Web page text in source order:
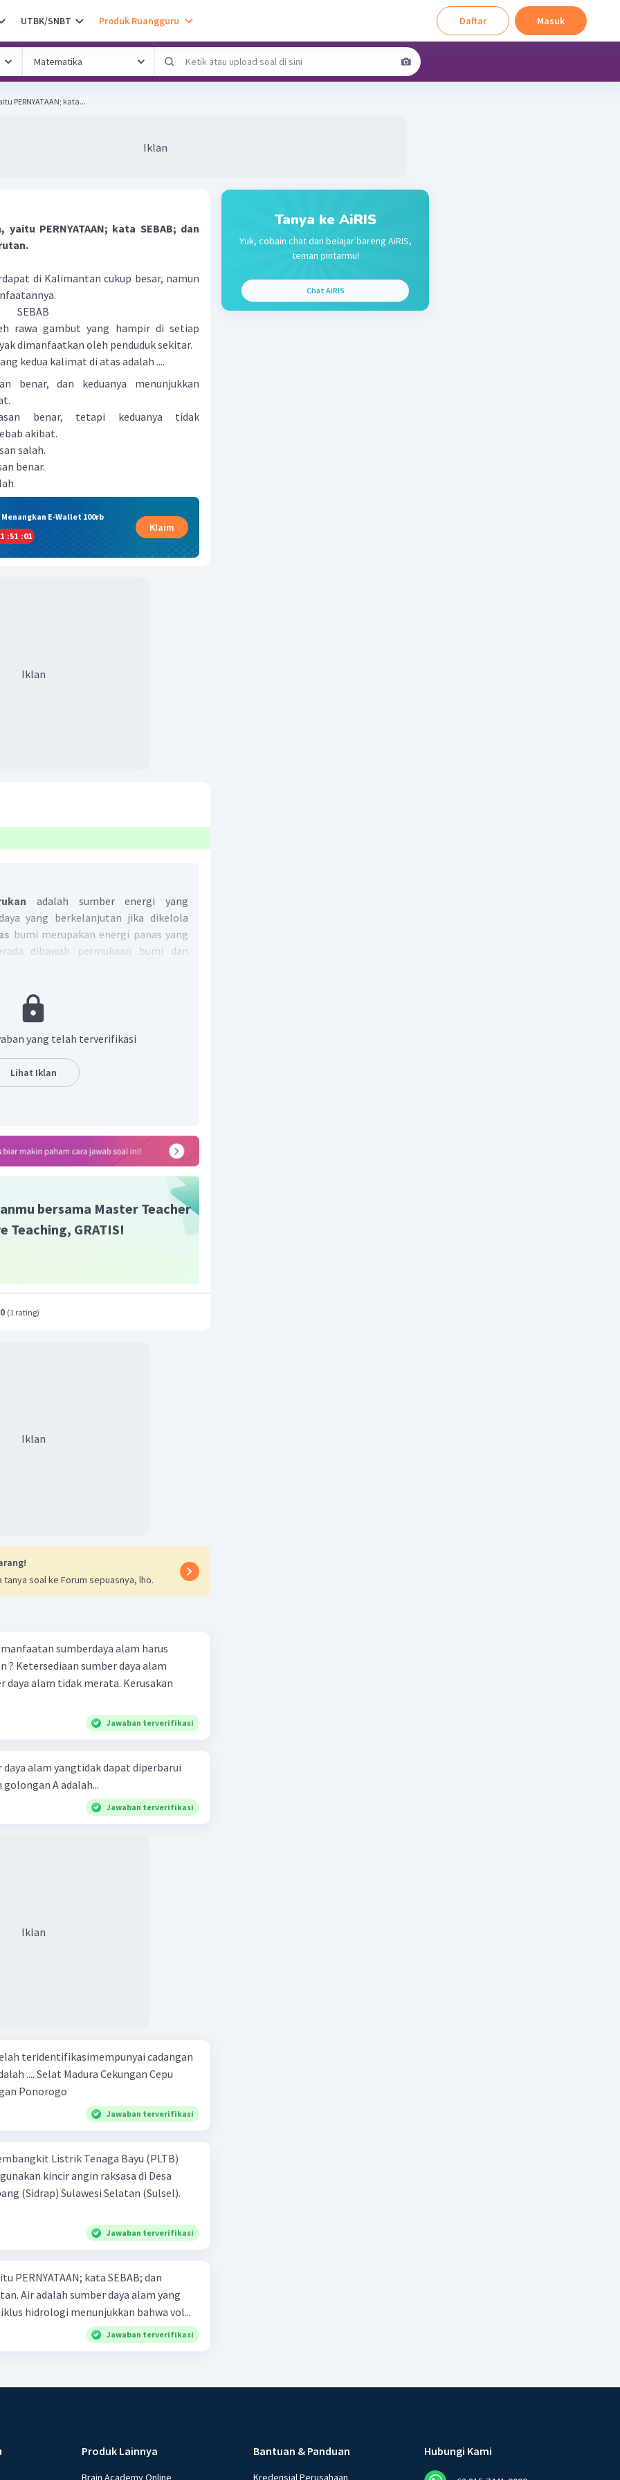
UTBK/SNBT Produk Ruangguru Daftar Masuk
PERNYATAAN; kata...
Iklan
PERNYATAAN; kata SEBAB; dan
di Kalimantan cukup besar, namun
SEBAB
rawa gambut yang hampir di setiap
dimanfaatkan oleh penduduk sekitar.
kedua kalimat di atas adalah ....
benar, dan keduanya menunjukkan
benar, tetapi keduanya tidak
akibat.
salah.
benar.
E-Wallet 100rb
:51 :00
Klaim
Iklan
adalah sumber energi yang
yang berkelanjutan jika dikelola
bumi merupakan energi panas yang
dibawah permukaan bumi dan
yang terdapat di Kalimantan cukup
dalam pemanfaatannya.
salah.Wilayah Kalimantan juga
potensi dalam hal pertanian,
pertambangan di Indonesia.
yang telah terverifikasi
Lihat Iklan
bersama Master Teacher
Teaching, GRATIS!
(1 rating)
Iklan
tanya soal ke Forum sepuasnya, lho.
sumberdaya alam harus
Jawaban terverifikasi
alam yangtidak dapat diperbarui
A adalah...
Jawaban terverifikasi
Iklan
teridentifikasimempunyai cadangan
Cepu
Cekungan Ponorogo
Jawaban terverifikasi
Listrik Tenaga Bayu (PLTB)
kincir angin raksasa di Desa
(Sidrap) Sulawesi Selatan (Sulsel).
Jawaban terverifikasi
PERNYATAAN; kata SEBAB; dan
yang
diperbaharui. SEBAB Siklus hidrologi menunjukkan bahwa vol...
Jawaban terverifikasi
Tanya ke AiRIS
Yuk, cobain chat dan belajar bareng AiRIS,
teman pintarmu!
Chat AiRIS
Produk Lainnya
Brain Academy Online
Bantuan & Panduan
Kredensial Perusahaan
Hubungi Kami